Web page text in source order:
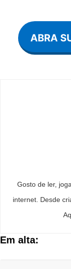
ABRA
Gosto de ler,
internet. Desde
Em alta: